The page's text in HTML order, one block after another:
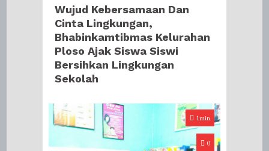
Wujud Kebersamaan Dan
Cinta Lingkungan,
Bhabinkamtibmas Kelurahan
Ploso Ajak Siswa Siswi
Bersihkan Lingkungan
Sekolah
1min
0